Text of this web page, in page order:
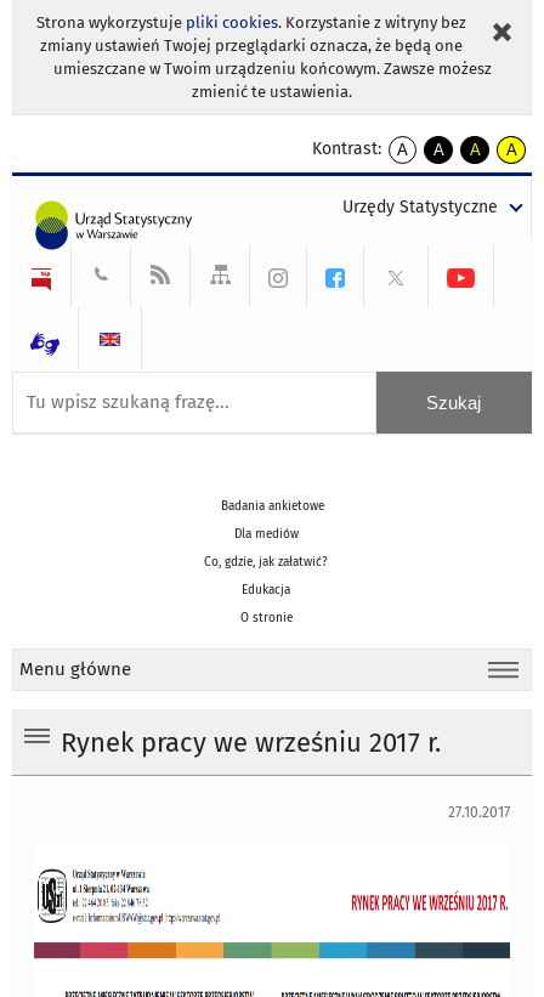
Strona wykorzystuje pliki cookies. Korzystanie z witryny bez
zmiany ustawień Twojej przeglądarki oznacza, że będą one
umieszczane w Twoim urządzeniu końcowym. Zawsze możesz
zmienić te ustawienia.
Kontrast:
A
kontrast
A
kontrast
tekst
czarnym
A
kontrast
tekst
czarnym
A
tekst
żółtym
Urzędy Statystyczne
Badania ankietowe
Dla mediów
Co, gdzie, jak załatwić?
Edukacja
O stronie
Menu główne
Rynek pracy we wrześniu 2017 r.
27.10.2017